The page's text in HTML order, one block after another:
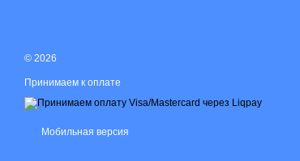
© 2026
Принимаем к оплате
Мобильная версия